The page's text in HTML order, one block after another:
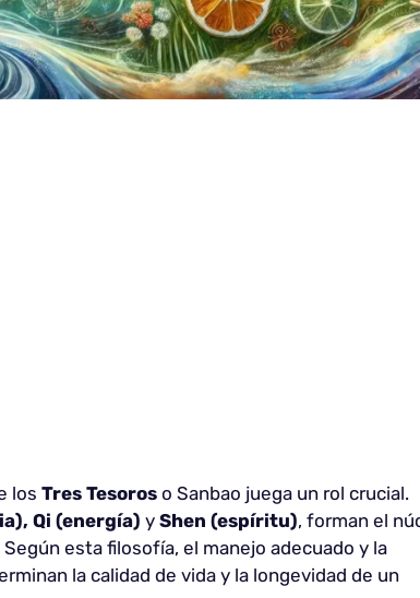
los Tres Tesoros o Sanbao juega un rol crucial.
Qi (energía) y Shen (espíritu), forman el
esta filosofía, el manejo adecuado y la
la calidad de vida y la longevidad de un